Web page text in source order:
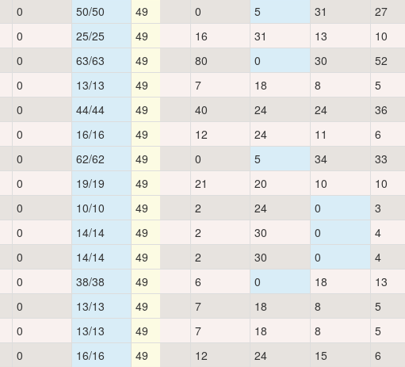
0 50/50 49 0 5 31 27
0 25/25 49 16 31 13 10
0 63/63 49 80 0 30 52
0 13/13 49 7 18 8 5
0 44/44 49 40 24 24 36
0 16/16 49 12 24 11 6
0 62/62 49 0 5 34 33
0 19/19 49 21 20 10 10
0 10/10 49 2 24 0 3
0 14/14 49 2 30 0 4
0 14/14 49 2 30 0 4
0 38/38 49 6 0 18 13
0 13/13 49 7 18 8 5
0 13/13 49 7 18 8 5
0 16/16 49 12 24 15 6